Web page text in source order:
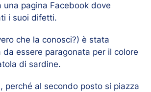
una pagina Facebook dove
i suoi difetti.
che la conosci?) è stata
essere paragonata per il colore
di sardine.
perché al secondo posto si piazza